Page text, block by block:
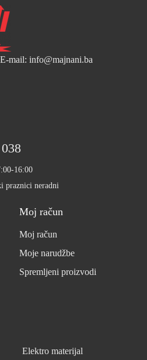
E-mail: info@majnani.ba
16:00
praznici neradni
Moj račun
Moj račun
Moje narudžbe
Spremljeni proizvodi
Elektro materijal